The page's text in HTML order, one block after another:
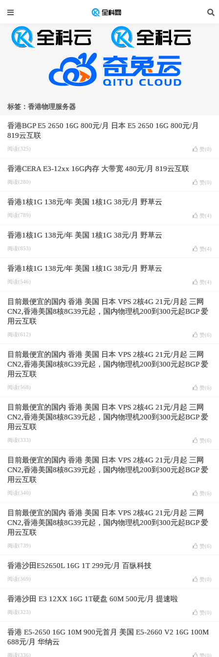
标签：香港物理服务器
香港BGP E5 2650 16G 800元/月 日本 E5 2650 16G 800元/月
819云互联
阅读(325) 赞(0)
香港CERA E3-12xx 16G内存 大带宽 480元/月 819云互联
阅读(280) 赞(0)
香港1核1G 138元/年 美国 1核1G 38元/月 野草云
阅读(789) 赞(4)
香港1核1G 138元/年 美国 1核1G 38元/月 野草云
阅读(853) 赞(4)
香港1核1G 138元/年 美国 1核1G 38元/月 野草云
阅读(546) 赞(4)
目前最便宜的国内 香港 美国 日本 VPS 2核4G 21元/月起 三网
CN2,香港美国8核8G39元起，国内物理机200到300元起BGP 爱
用云互联
阅读(612) 赞(6)
目前最便宜的国内 香港 美国 日本 VPS 2核4G 21元/月起 三网
CN2,香港美国8核8G39元起，国内物理机200到300元起BGP 爱
用云互联
阅读(568) 赞(6)
目前最便宜的国内 香港 美国 日本 VPS 2核4G 21元/月起 三网
CN2,香港美国8核8G39元起，国内物理机200到300元起BGP 爱
用云互联
阅读(333) 赞(6)
目前最便宜的国内 香港 美国 日本 VPS 2核4G 21元/月起 三网
CN2,香港美国8核8G39元起，国内物理机200到300元起BGP 爱
用云互联
阅读(340) 赞(6)
目前最便宜的国内 香港 美国 日本 VPS 2核4G 21元/月起 三网
CN2,香港美国8核8G39元起，国内物理机200到300元起BGP 爱
用云互联
阅读(739) 赞(6)
香港沙田E52650L 16G 1T 299元/月 百纵科技
阅读(369) 赞(0)
香港沙田 E3 12XX 16G 1T硬盘 60M 500元/月 提速啦
阅读(323) 赞(0)
香港 E5-2650 16G 10M 900元首月 美国 E5-2660 V2 16G 100M
688元/月 华纳云
阅读(336) 赞(0)